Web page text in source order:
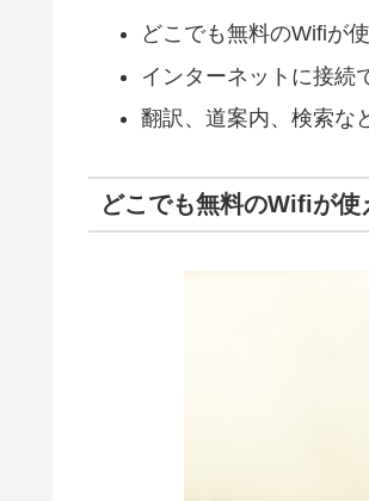
どこでも無料のWifiが
インターネットに接続
翻訳、道案内、検索な
どこでも無料のWifiが使